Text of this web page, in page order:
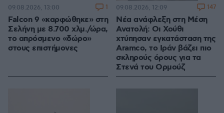
Falcon 9 «καρφώθηκε» στη
Σελήνη με 8.700 χλμ./ώρα,
το απρόσμενο «δώρο»
στους επιστήμονες
09.08.2026, 13:00 1
100.00%
Νέα ανάφλεξη στη Μέση
Ανατολή: Οι Χούθι
χτύπησαν εγκατάσταση της
Aramco, το Ιράν βάζει πιο
σκληρούς όρους για τα
Στενά του Ορμούζ
09.08.2026, 12:09 147